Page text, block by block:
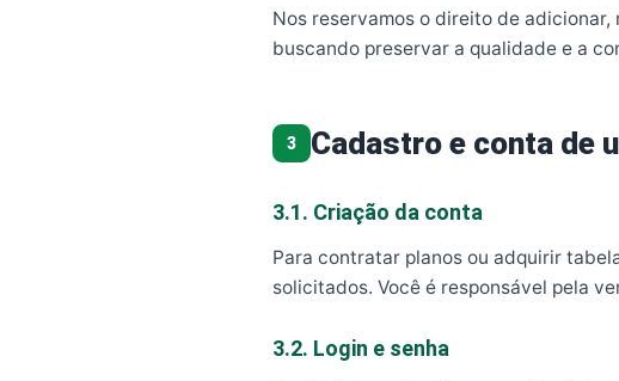
Nos reservamos o direito de
buscando preservar a qualidade e a
3 Cadastro e conta de
3.1. Criação da conta
Para contratar planos ou adquirir
solicitados. Você é responsável pela
3.2. Login e senha